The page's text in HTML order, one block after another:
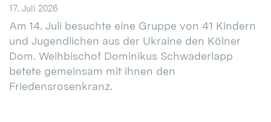
17. Juli 2026
Am 14. Juli besuchte eine Gruppe von 41 Kindern
und Jugendlichen aus der Ukraine den Kölner
Dom. Weihbischof Dominikus Schwaderlapp
betete gemeinsam mit ihnen den
Friedensrosenkranz.